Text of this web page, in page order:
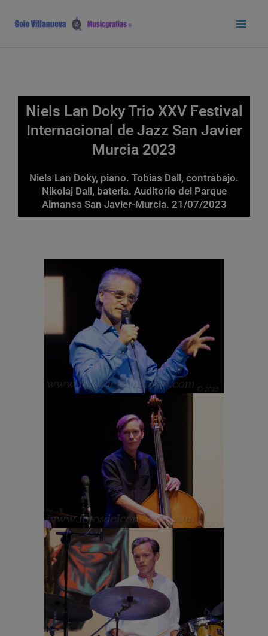
contenido
Niels Lan Doky Trio XXV Festival
Internacional de Jazz San Javier
Murcia 2023
Niels Lan Doky, piano. Tobias Dall, contrabajo.
Nikolaj Dall, bateria. Auditorio del Parque
Almansa San Javier-Murcia. 21/07/2023